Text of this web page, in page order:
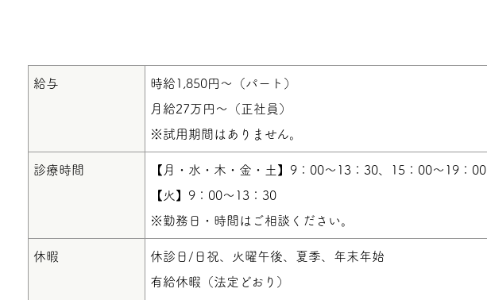
給与
時給1,850円～（パート）
月給27万円～（正社員）
※試用期間はありません。
診療時間
【月・水・木・金・土】9：00～13：30、15：00～19：00
【火】9：00～13：30
※勤務日・時間はご相談ください。
休暇
休診日/日祝、火曜午後、夏季、年末年始
有給休暇（法定どおり）